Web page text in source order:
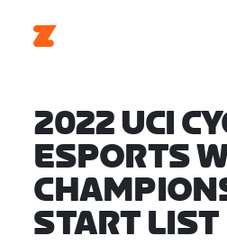
2022 UCI
ESPORTS
START LIST